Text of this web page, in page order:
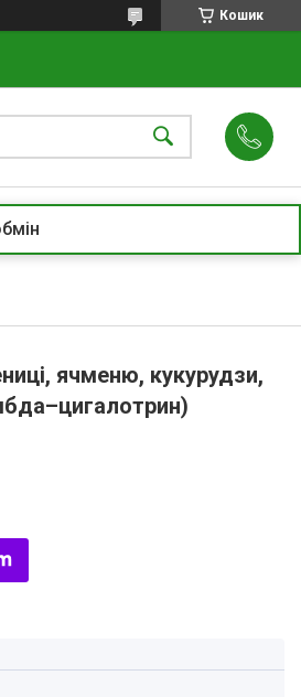
Кошик
ячменю, кукурудзи,